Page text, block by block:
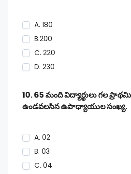
A. 180
B.200
C. 220
D. 230
10. 65 మంది విద్యార్థులు గల
ఉండవలసిన ఉపాధ్యాయుల సంఖ్య.
A. 02
B. 03
C. 04